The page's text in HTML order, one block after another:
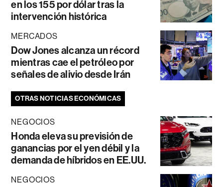
en los 155 por dólar tras la
intervención histórica
MERCADOS
Dow Jones alcanza un récord
mientras cae el petróleo por
señales de alivio desde Irán
OTRAS NOTICIAS ECONÓMICAS
NEGOCIOS
Honda eleva su previsión de
ganancias por el yen débil y la
demanda de híbridos en EE.UU.
NEGOCIOS